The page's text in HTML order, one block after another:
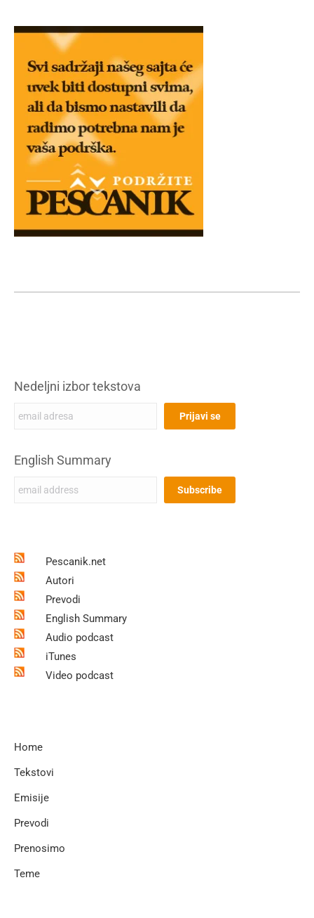
Nedeljni izbor tekstova
English Summary
Pescanik.net
Autori
Prevodi
English Summary
Audio podcast
iTunes
Video podcast
Home
Tekstovi
Emisije
Prevodi
Prenosimo
Teme